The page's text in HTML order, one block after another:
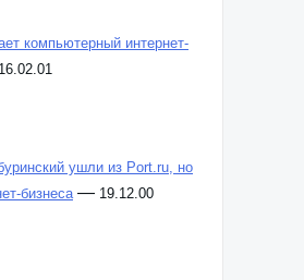
компьютерный интернет-
16.02.01
ушли из Port.ru, но
бизнеса — 19.12.00